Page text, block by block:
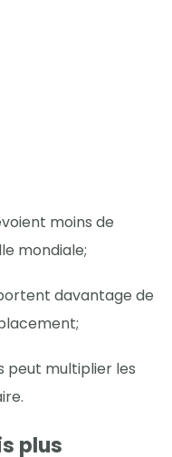
moins de
mondiale;
davantage de
peut multiplier les
plus